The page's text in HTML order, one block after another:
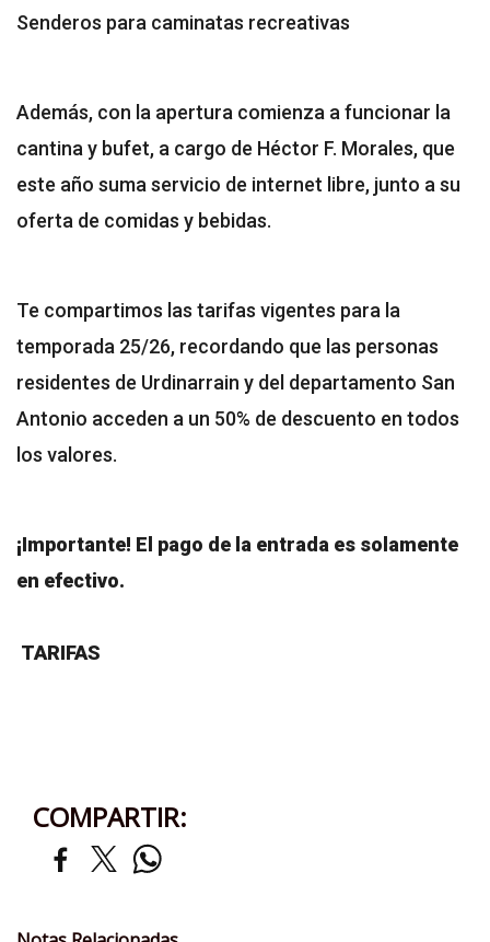
Senderos para caminatas recreativas
Además, con la apertura comienza a funcionar la
cantina y bufet, a cargo de Héctor F. Morales, que
este año suma servicio de internet libre, junto a su
oferta de comidas y bebidas.
Te compartimos las tarifas vigentes para la
temporada 25/26, recordando que las personas
residentes de Urdinarrain y del departamento San
Antonio acceden a un 50% de descuento en todos
los valores.
¡Importante! El pago de la entrada es solamente
en efectivo.
TARIFAS
COMPARTIR: